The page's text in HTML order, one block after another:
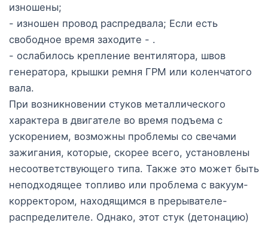
изношены;
- изношен провод распредвала; Если есть
свободное время заходите - .
- ослабилось крепление вентилятора, швов
генератора, крышки ремня ГРМ или коленчатого
вала.
При возникновении стуков металлического
характера в двигателе во время подъема с
ускорением, возможны проблемы со свечами
зажигания, которые, скорее всего, установлены
несоответствующего типа. Также это может быть
неподходящее топливо или проблема с вакуум-
корректором, находящимся в прерывателе-
распределителе. Однако, этот стук (детонацию)